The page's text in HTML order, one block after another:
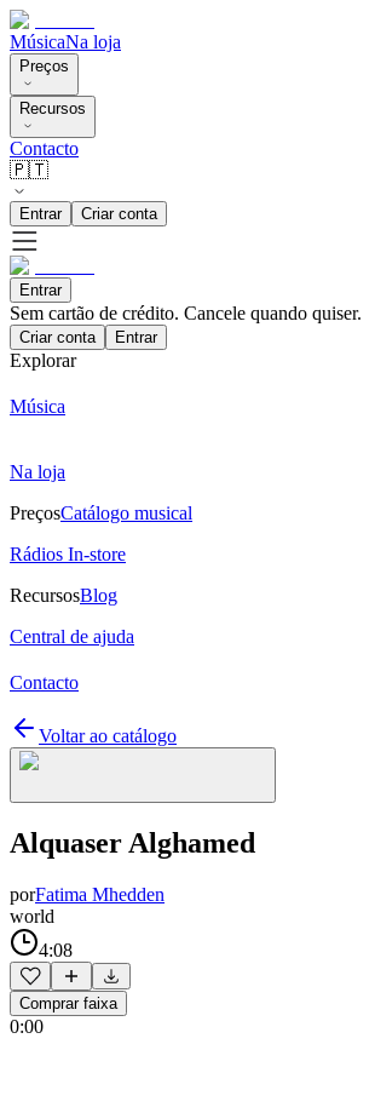
MúsicaNa loja
Preços
Recursos
Contacto
🇵🇹
Entrar Criar conta
Entrar
Sem cartão de crédito. Cancele quando quiser.
Criar conta Entrar
Explorar
Música
Na loja
PreçosCatálogo musical
Rádios In-store
RecursosBlog
Central de ajuda
Contacto
Voltar ao catálogo
Alquaser Alghamed
porFatima Mhedden
world
4:08
Comprar faixa
0:00